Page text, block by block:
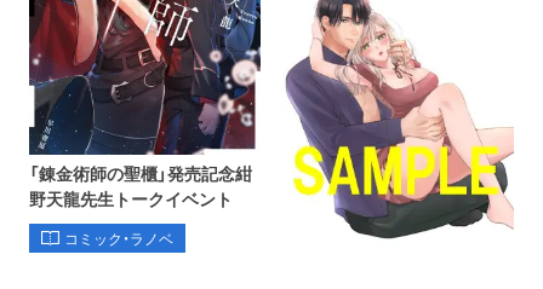
「錬金術師の聖櫃」発売記念紺
野天龍先生トークイベント
コミック・ラノベ